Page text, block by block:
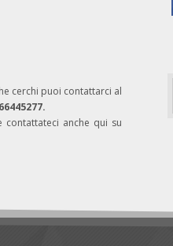
cerchi puoi contattarci al
anche qui su